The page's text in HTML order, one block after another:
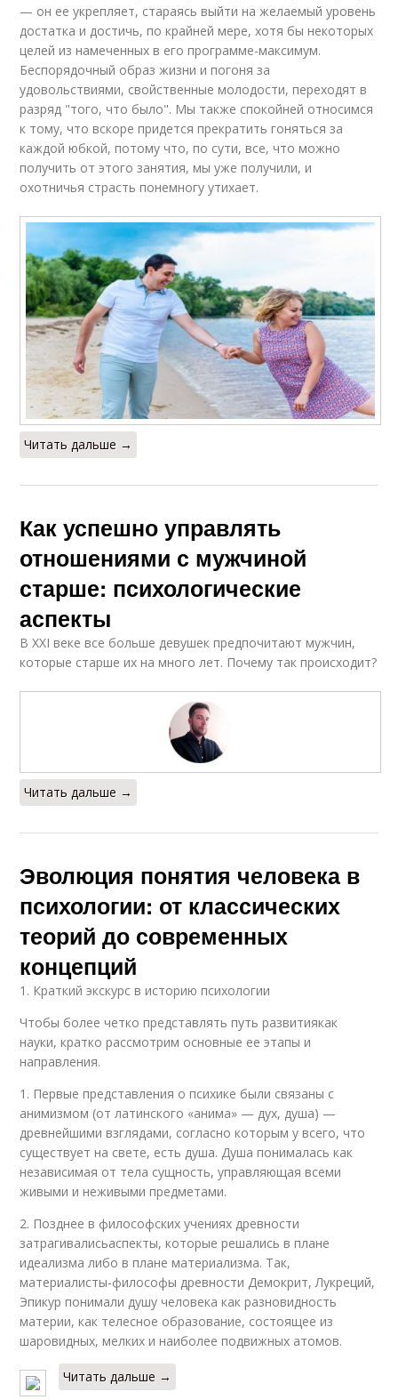
— он ее укрепляет, стараясь выйти на желаемый уровень
достатка и достичь, по крайней мере, хотя бы некоторых
целей из намеченных в его программе-максимум.
Беспорядочный образ жизни и погоня за
удовольствиями, свойственные молодости, переходят в
разряд "того, что было". Мы также спокойней относимся
к тому, что вскоре придется прекратить гоняться за
каждой юбкой, потому что, по сути, все, что можно
получить от этого занятия, мы уже получили, и
охотничья страсть понемногу утихает.
Читать дальше →
Как успешно управлять
отношениями с мужчиной
старше: психологические
аспекты
В XXI веке все больше девушек предпочитают мужчин,
которые старше их на много лет. Почему так происходит?
Читать дальше →
Эволюция понятия человека в
психологии: от классических
теорий до современных
концепций
1. Краткий экскурс в историю психологии
Чтобы более четко представлять путь развитиякак
науки, кратко рассмотрим основные ее этапы и
направления.
1. Первые представления о психике были связаны с
анимизмом (от латинского «анима» — дух, душа) —
древнейшими взглядами, согласно которым у всего, что
существует на свете, есть душа. Душа понималась как
независимая от тела сущность, управляющая всеми
живыми и неживыми предметами.
2. Позднее в философских учениях древности
затрагивалисьаспекты, которые решались в плане
идеализма либо в плане материализма. Так,
материалисты-философы древности Демокрит, Лукреций,
Эпикур понимали душу человека как разновидность
материи, как телесное образование, состоящее из
шаровидных, мелких и наиболее подвижных атомов.
Читать дальше →